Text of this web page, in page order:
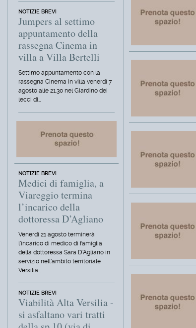
NOTIZIE BREVI
Jumpers al settimo
appuntamento della
rassegna Cinema in
villa a Villa Bertelli
Settimo appuntamento con la
rassegna Cinema in villa venerdì 7
agosto alle 21.30 nel Giardino dei
lecci di…
NOTIZIE BREVI
Medici di famiglia, a
Viareggio termina
l’incarico della
dottoressa D’Agliano
Venerdì 21 agosto terminerà
l'incarico di medico di famiglia
della dottoressa Sara D'Agliano in
servizio nell'ambito territoriale
Versilia…
NOTIZIE BREVI
Viabilità Alta Versilia -
si asfaltano vari tratti